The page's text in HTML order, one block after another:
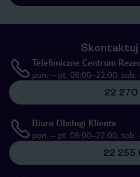
Skontaktuj
Telefoniczne Centrum
pon. – pt. 08:00–22:00, sob.
22 270
Biuro Obsługi Klienta
pon. – pt. 08:00–22:00, sob.
22 255